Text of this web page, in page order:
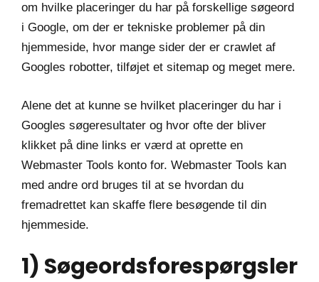
om hvilke placeringer du har på forskellige søgeord
i Google, om der er tekniske problemer på din
hjemmeside, hvor mange sider der er crawlet af
Googles robotter, tilføjet et sitemap og meget mere.
Alene det at kunne se hvilket placeringer du har i
Googles søgeresultater og hvor ofte der bliver
klikket på dine links er værd at oprette en
Webmaster Tools konto for. Webmaster Tools kan
med andre ord bruges til at se hvordan du
fremadrettet kan skaffe flere besøgende til din
hjemmeside.
1) Søgeordsforespørgsler